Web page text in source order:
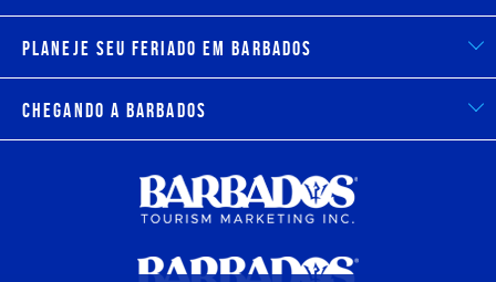
Planeje seu feriado em Barbados
Chegando a Barbados